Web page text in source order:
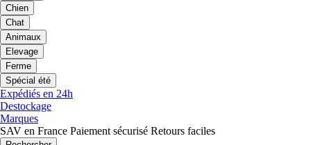
Chien
Chat
Animaux
Elevage
Ferme
Spécial été
Expédiés en 24h
Destockage
Marques
SAV en France Paiement sécurisé Retours faciles